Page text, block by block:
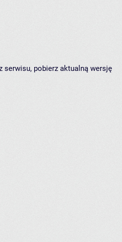
serwisu, pobierz aktualną wersję